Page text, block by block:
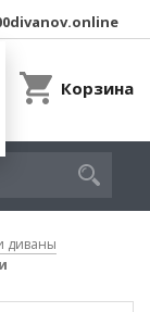
Корзина
диваны